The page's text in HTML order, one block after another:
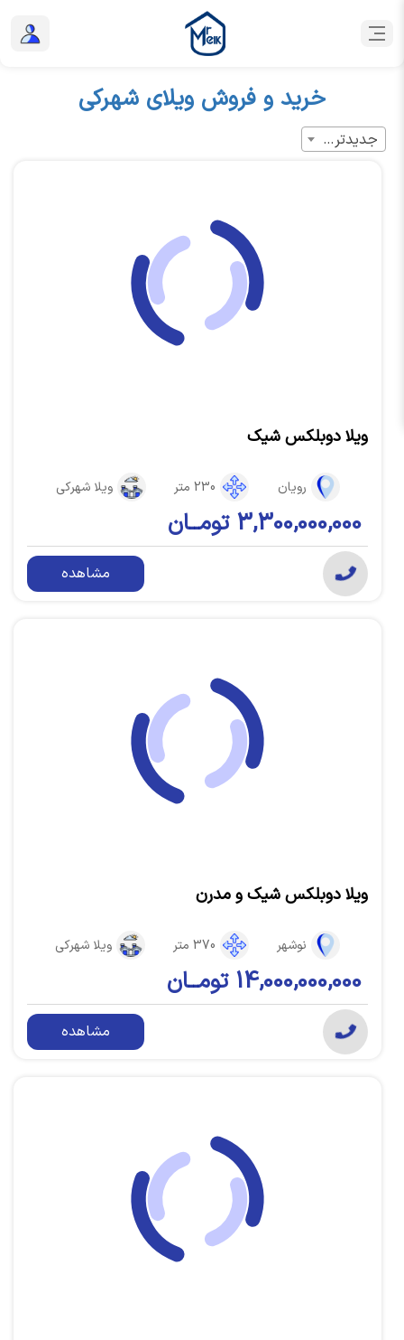
خرید و فروش ویلای شهرکی
جدیدترین
ویلا دوبلکس شیک
رویان 230 متر ویلا شهرکی
3,300,000,000 تومــان
مشاهده
ویلا دوبلکس شیک و مدرن
نوشهر 370 متر ویلا شهرکی
14,000,000,000 تومــان
مشاهده